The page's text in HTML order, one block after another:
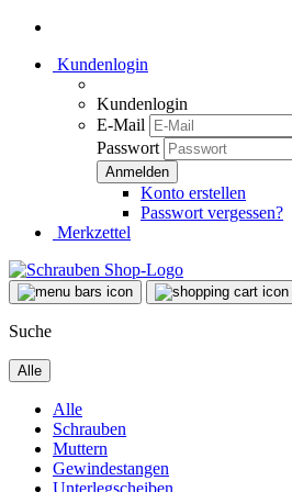
Kundenlogin
Kundenlogin
E-Mail
Passwort
Konto erstellen
Passwort vergessen?
Merkzettel
Suche
Alle
Alle
Schrauben
Muttern
Gewindestangen
Unterlegscheiben